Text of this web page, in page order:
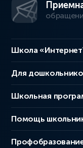
Школа
Для
Школьная
Помощь